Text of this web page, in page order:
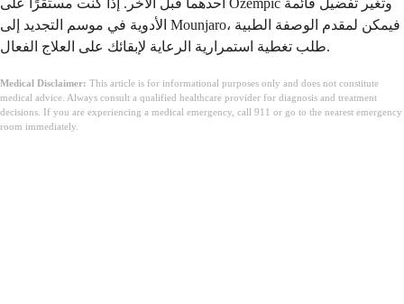
الأدوية في موسم التجديد إلى Mounjaro، فيمكن لمقدم الوصفة الطبية
طلب تغطية استمرارية الرعاية لإبقائك على العلاج الفعال.
Medical Disclaimer: This article is for informational purposes only and does not constitute
medical advice. Always consult a qualified healthcare provider for diagnosis and treatment
decisions. If you are experiencing a medical emergency, call 911 or go to the nearest emergency
room immediately.